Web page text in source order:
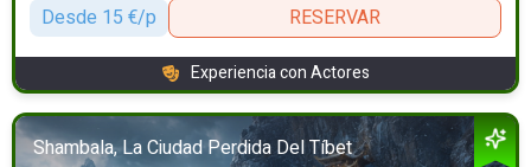
Desde 15 €/p
RESERVAR
Experiencia con Actores
Shambala, La Ciudad Perdida Del Tíbet